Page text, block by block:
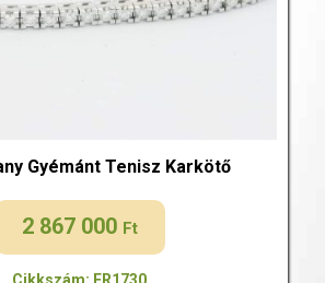
Gyémánt Tenisz Karkötő
2 867 000 Ft